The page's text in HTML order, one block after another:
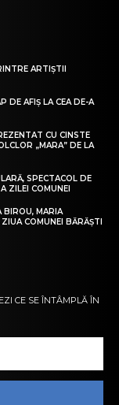
ARTIȘTII
DE AFIȘ LA CEA DE-A
CU CINSTE
„MARA” DE LA
SPECTACOL DE
ZILEI COMUNEI
BIROU, MARIA
COMUNEI BĂRĂȘTI
CE SE ÎNTÂMPLĂ ÎN